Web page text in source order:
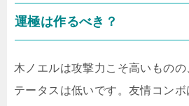
運極は作るべき？
木ノエルは攻撃力こそ高いもの
テータスは低いです。友情コン